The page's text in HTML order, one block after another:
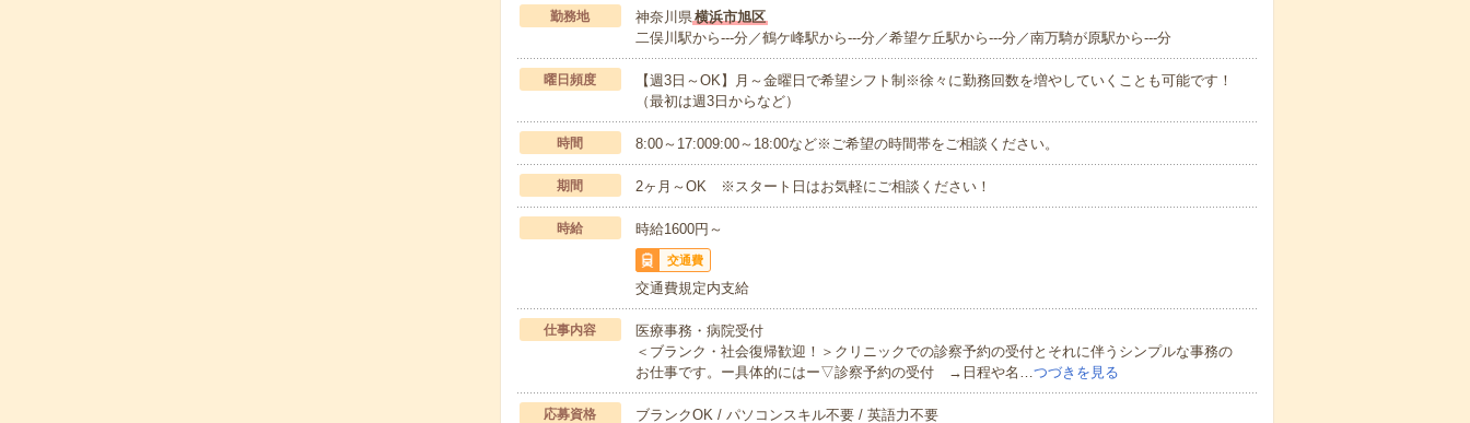
勤務地 神奈川県横浜市旭区
二俣川駅から---分／鶴ケ峰駅から---分／希望ケ丘駅から---分／南万騎が原駅から---分
曜日頻度
【週3日～OK】月～金曜日で希望シフト制※徐々に勤務回数を増やしていくことも可能です！
（最初は週3日からなど）
時間 8:00～17:009:00～18:00など※ご希望の時間帯をご相談ください。
期間 2ヶ月～OK ※スタート日はお気軽にご相談ください！
時給 時給1600円～
交通費
交通費規定内支給
仕事内容
医療事務・病院受付
＜ブランク・社会復帰歓迎！＞クリニックでの診察予約の受付とそれに伴うシンプルな事務の
お仕事です。ー具体的にはー▽診察予約の受付 →日程や名…つづきを見る
応募資格 ブランクOK / パソコンスキル不要 / 英語力不要